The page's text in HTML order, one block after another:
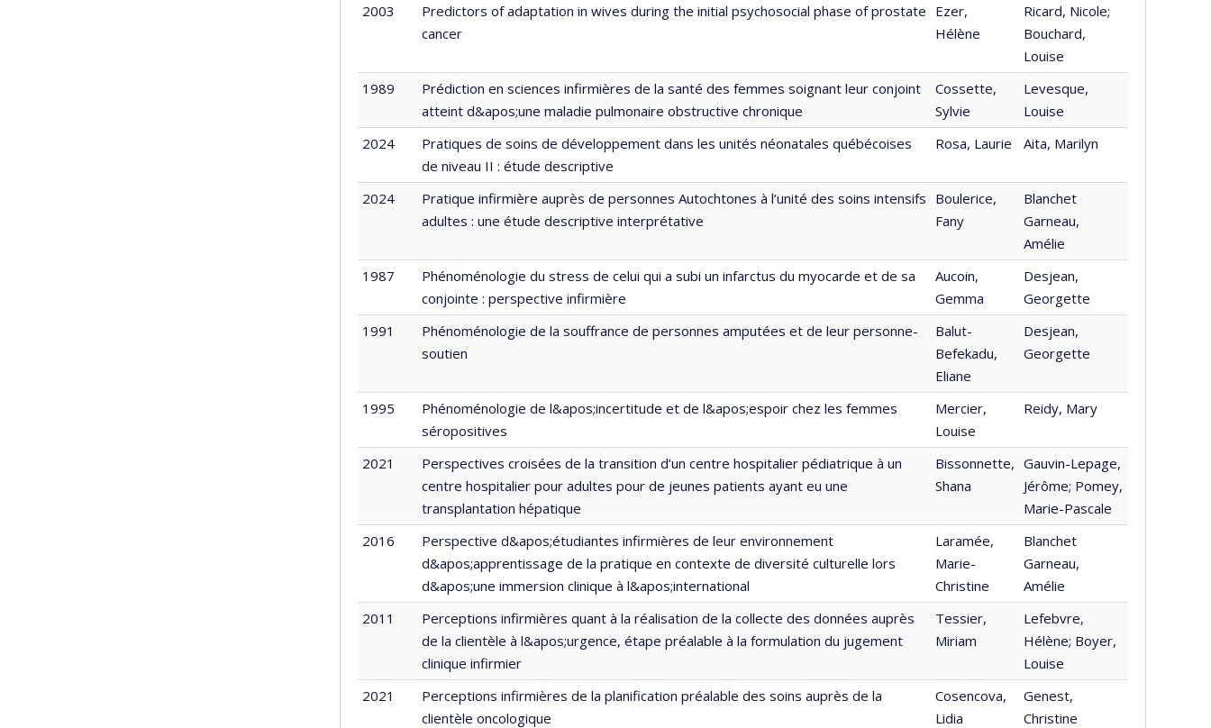
2003
Predictors of adaptation in wives during the initial psychosocial phase of prostate
cancer
Ezer,
Hélène
Ricard, Nicole;
Bouchard,
Louise
1989
Prédiction en sciences infirmières de la santé des femmes soignant leur conjoint
atteint d&apos;une maladie pulmonaire obstructive chronique
Cossette,
Sylvie
Levesque,
Louise
2024
Pratiques de soins de développement dans les unités néonatales québécoises
de niveau II : étude descriptive
Rosa, Laurie Aita, Marilyn
2024
Pratique infirmière auprès de personnes Autochtones à l’unité des soins intensifs
adultes : une étude descriptive interprétative
Boulerice,
Fany
Blanchet
Garneau,
Amélie
1987
Phénoménologie du stress de celui qui a subi un infarctus du myocarde et de sa
conjointe : perspective infirmière
Aucoin,
Gemma
Desjean,
Georgette
1991
Phénoménologie de la souffrance de personnes amputées et de leur personne-
soutien
Balut-
Befekadu,
Eliane
Desjean,
Georgette
1995
Phénoménologie de l&apos;incertitude et de l&apos;espoir chez les femmes
séropositives
Mercier,
Louise
Reidy, Mary
2021
Perspectives croisées de la transition d’un centre hospitalier pédiatrique à un
centre hospitalier pour adultes pour de jeunes patients ayant eu une
transplantation hépatique
Bissonnette,
Shana
Gauvin-Lepage,
Jérôme; Pomey,
Marie-Pascale
2016
Perspective d&apos;étudiantes infirmières de leur environnement
d&apos;apprentissage de la pratique en contexte de diversité culturelle lors
d&apos;une immersion clinique à l&apos;international
Laramée,
Marie-
Christine
Blanchet
Garneau,
Amélie
2011
Perceptions infirmières quant à la réalisation de la collecte des données auprès
de la clientèle à l&apos;urgence, étape préalable à la formulation du jugement
clinique infirmier
Tessier,
Miriam
Lefebvre,
Hélène; Boyer,
Louise
2021
Perceptions infirmières de la planification préalable des soins auprès de la
clientèle oncologique
Cosencova,
Lidia
Genest,
Christine